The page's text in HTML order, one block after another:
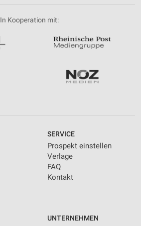
In Kooperation mit:
SERVICE
Prospekt einstellen
Verlage
FAQ
Kontakt
UNTERNEHMEN